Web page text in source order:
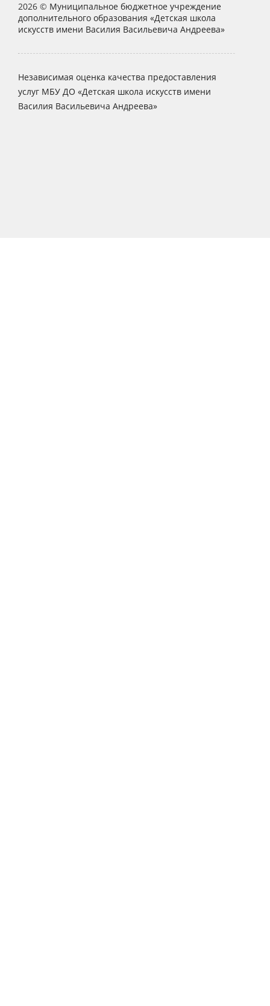
2026 © Муниципальное бюджетное учреждение
дополнительного образования «Детская школа
искусств имени Василия Васильевича Андреева»
Независимая оценка качества предоставления
услуг МБУ ДО «Детская школа искусств имени
Василия Васильевича Андреева»